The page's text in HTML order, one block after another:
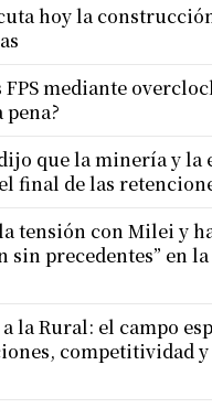
hoy la
mediante
pena?
que la minería y la
final de las
tensión con Milei y
sin precedentes” en
la Rural: el campo
competitividad y